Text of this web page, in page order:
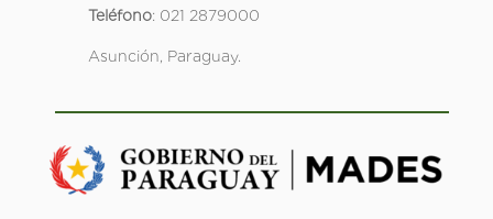
Teléfono: 021 2879000
Asunción, Paraguay.